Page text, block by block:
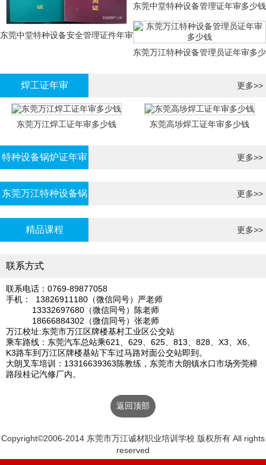
东莞中堂特种设备安全管理证件年审
东莞中堂特种设备管理证年审多少钱
东莞万江特种设备管理员证年审多少
焊工证年审 更多>>
东莞万江焊工证年审多少钱 东莞高埗焊工证年审多少钱
特种设备锅炉证年审 更多>>
东莞万江特种设备锅
炉证年审
更多>>
精品课程 更多>>
联系方式
联系电话：0769-89877058
手机： 13826911180（微信同号）严老师
13332697680（微信同号）陈老师
18666884302（微信同号）张老师
万江校址:东莞市万江区牌楼基村工业区公交站
乘车路线：东莞汽车总站乘621、629、625、813、828、X3、X6、
K3路车到万江区牌楼基站下车过马路对面公交站即到。
大朗叉车培训：13316639363陈教练，东莞市大朗镇水口市场旁莞樟
路段桂记汽修厂内。
返回顶部
Copyright©2006-2014 东莞市万江诚材职业培训学校 版权所有 All rights
reserved